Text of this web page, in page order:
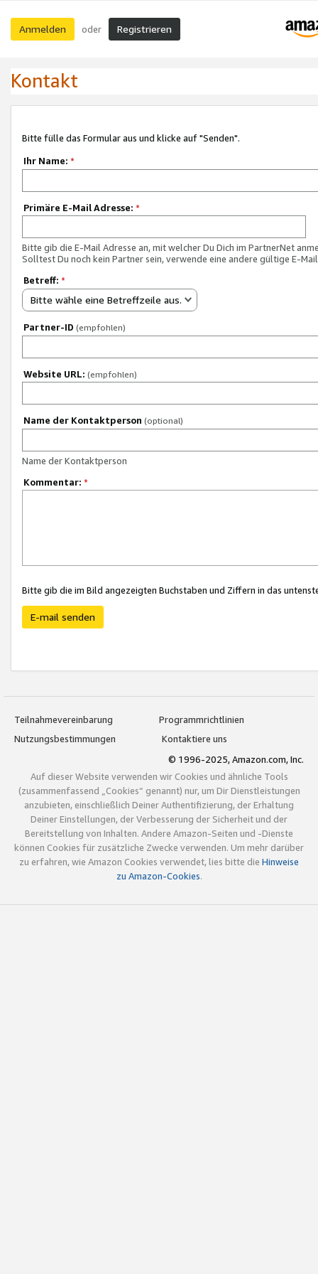
Anmelden oder Registrieren
Kontakt
Bitte fülle das Formular aus und klicke auf "Senden".
Ihr Name: *
Primäre E-Mail Adresse: *
Bitte gib die E-Mail Adresse an, mit welcher Du Dich im PartnerNet
Solltest Du noch kein Partner sein, verwende eine andere gültige E-
Betreff: *
Bitte wähle eine Betreffzeile aus.
Partner-ID (empfohlen)
Website URL: (empfohlen)
Name der Kontaktperson (optional)
Name der Kontaktperson
Kommentar: *
Bitte gib die im Bild angezeigten Buchstaben und Ziffern in das
E-mail senden
Teilnahmevereinbarung
Programmrichtlinien
Nutzungsbestimmungen
Kontaktiere uns
© 1996-2025, Amazon.com, Inc.
Auf dieser Website verwenden wir Cookies und ähnliche Tools
(zusammenfassend „Cookies“ genannt) nur, um Dir Dienstleistungen
anzubieten, einschließlich Deiner Authentifizierung, der Erhaltung
Deiner Einstellungen, der Verbesserung der Sicherheit und der
Bereitstellung von Inhalten. Andere Amazon-Seiten und -Dienste
können Cookies für zusätzliche Zwecke verwenden. Um mehr darüber
zu erfahren, wie Amazon Cookies verwendet, lies bitte die Hinweise
zu Amazon-Cookies.